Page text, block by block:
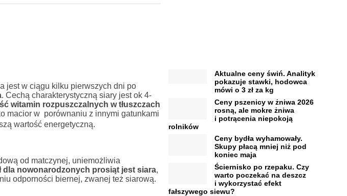
jest w ciągu kilku pierwszych dni po
. Cechą charakterystyczną siary jest ok 4-
witamin rozpuszczalnych w tłuszczach
macior w porównaniu z innymi gatunkami
wartość energetyczną.
od matczynej, uniemożliwia
dla nowonarodzonych prosiąt jest siara,
odporności biernej, zwanej też siarową.
Aktualne ceny świń. Analityk
pokazuje stawki, hodowca
mówi o 3 zł za kg
Ceny pszenicy w żniwa 2026
rosną, ale mokre żniwa
i potrącenia niepokoją
rolników
Ceny bydła wyhamowały.
Skupy płacą mniej niż pod
koniec maja
Ściernisko po rzepaku. Czy
warto poczekać na deszcz
i wykorzystać efekt
fałszywego siewu?